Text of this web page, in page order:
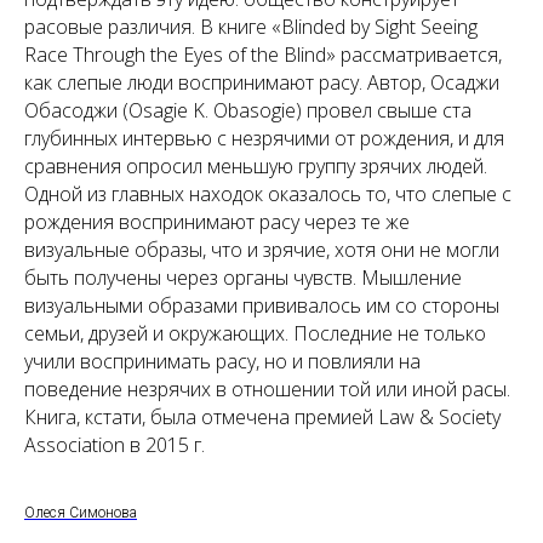
расовые различия. В книге «Blinded by Sight Seeing
Race Through the Eyes of the Blind» рассматривается,
как слепые люди воспринимают расу. Автор, Осаджи
Обасоджи (Osagie K. Obasogie) провел свыше ста
глубинных интервью с незрячими от рождения, и для
сравнения опросил меньшую группу зрячих людей.
Одной из главных находок оказалось то, что слепые с
рождения воспринимают расу через те же
визуальные образы, что и зрячие, хотя они не могли
быть получены через органы чувств. Мышление
визуальными образами прививалось им со стороны
семьи, друзей и окружающих. Последние не только
учили воспринимать расу, но и повлияли на
поведение незрячих в отношении той или иной расы.
Книга, кстати, была отмечена премией Law & Society
Association в 2015 г.
Олеся Симонова